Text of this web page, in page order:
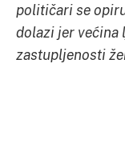
političari se
dolazi jer većina
zastupljenosti